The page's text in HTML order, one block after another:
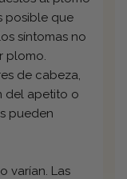
posible que
síntomas no
plomo.
de cabeza,
del apetito o
pueden
varían. Las